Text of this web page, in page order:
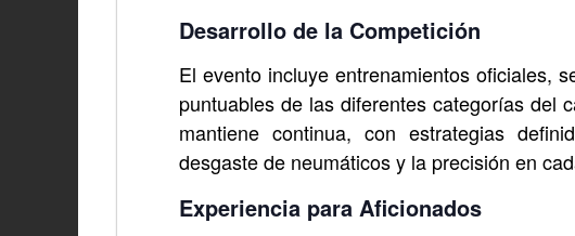
Desarrollo de la Competición
El evento incluye entrenamientos oficiales,
puntuables de las diferentes categorías del
mantiene continua, con estrategias
desgaste de neumáticos y la precisión en
Experiencia para Aficionados